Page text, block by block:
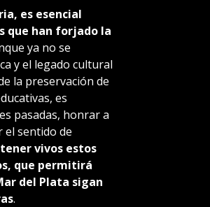
es esencial
que han forjado la
ya no se
y el legado cultural
la preservación de
es
pasadas, honrar a
el sentido de
vivos estos
que permitirá
del Plata sigan
.